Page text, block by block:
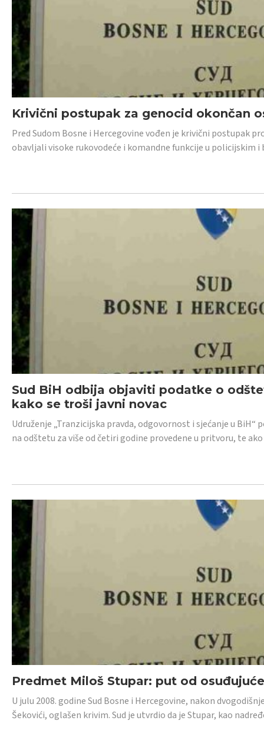
Krivični postupak za genocid okončan
Pred Sudom Bosne i Hercegovine vođen je krivični postupak
obavljali visoke rukovodeće i komandne funkcije u policijskim
Sud BiH odbija objaviti podatke o
kako se troši javni novac
Udruženje „Tranzicijska pravda, odgovornost i sjećanje u
na odštetu za više od četiri godine provedene u pritvoru, te
Predmet Miloš Stupar: put od
U julu 2008. godine Sud Bosne i Hercegovine, nakon
Šekovići, oglašen krivim. Sud je utvrdio da je Stupar, kao